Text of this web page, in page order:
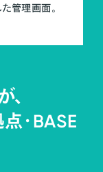
た管理画面。
、
・BASE